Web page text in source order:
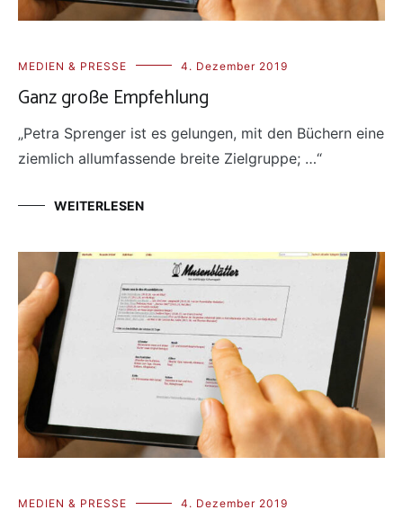
MEDIEN & PRESSE 4. Dezember 2019
Ganz große Empfehlung
„Petra Sprenger ist es gelungen, mit den Büchern eine
ziemlich allumfassende breite Zielgruppe; …“
WEITERLESEN
MEDIEN & PRESSE 4. Dezember 2019